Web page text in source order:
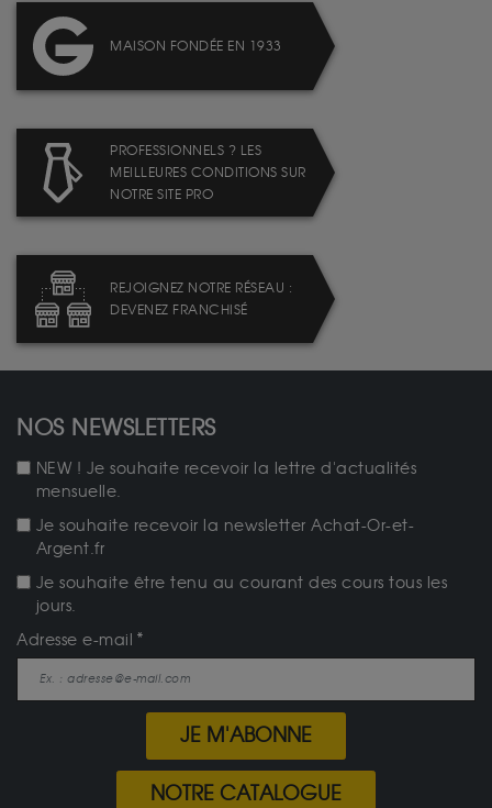
MAISON FONDÉE EN 1933
PROFESSIONNELS ? LES
MEILLEURES CONDITIONS SUR
NOTRE SITE PRO
REJOIGNEZ NOTRE RÉSEAU :
DEVENEZ FRANCHISÉ
NOS NEWSLETTERS
NEW ! Je souhaite recevoir la lettre d'actualités
mensuelle.
Je souhaite recevoir la newsletter Achat-Or-et-
Argent.fr
Je souhaite être tenu au courant des cours tous les
jours.
Adresse e-mail
JE M'ABONNE
NOTRE CATALOGUE